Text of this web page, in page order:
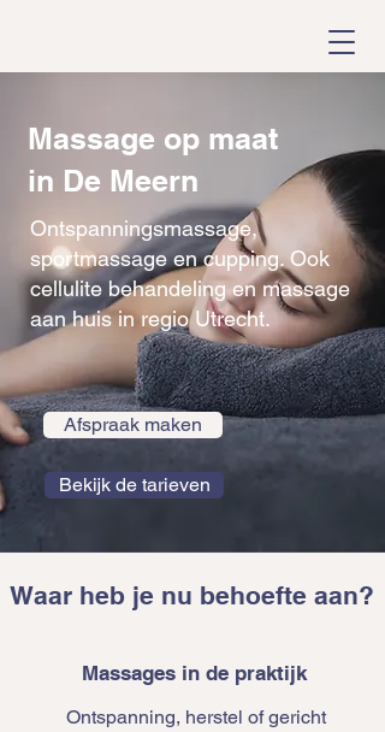
Massage op maat
in De Meern
Ontspanningsmassage,
sportmassage en cupping. Ook
cellulite behandeling en massage
aan huis in regio Utrecht.
Afspraak maken
Bekijk de tarieven
Waar heb je nu behoefte aan?
Massages in de praktijk
Ontspanning, herstel of gericht